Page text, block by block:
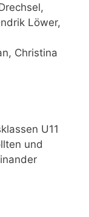
Löwer,
Christina
U11
und